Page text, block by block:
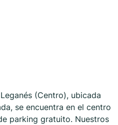
(Centro), ubicada
se encuentra en el centro
parking gratuito. Nuestros